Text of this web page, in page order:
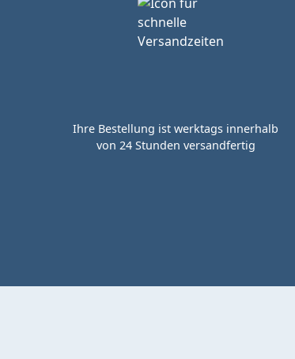
Ihre Bestellung ist werktags innerhalb
von 24 Stunden versandfertig